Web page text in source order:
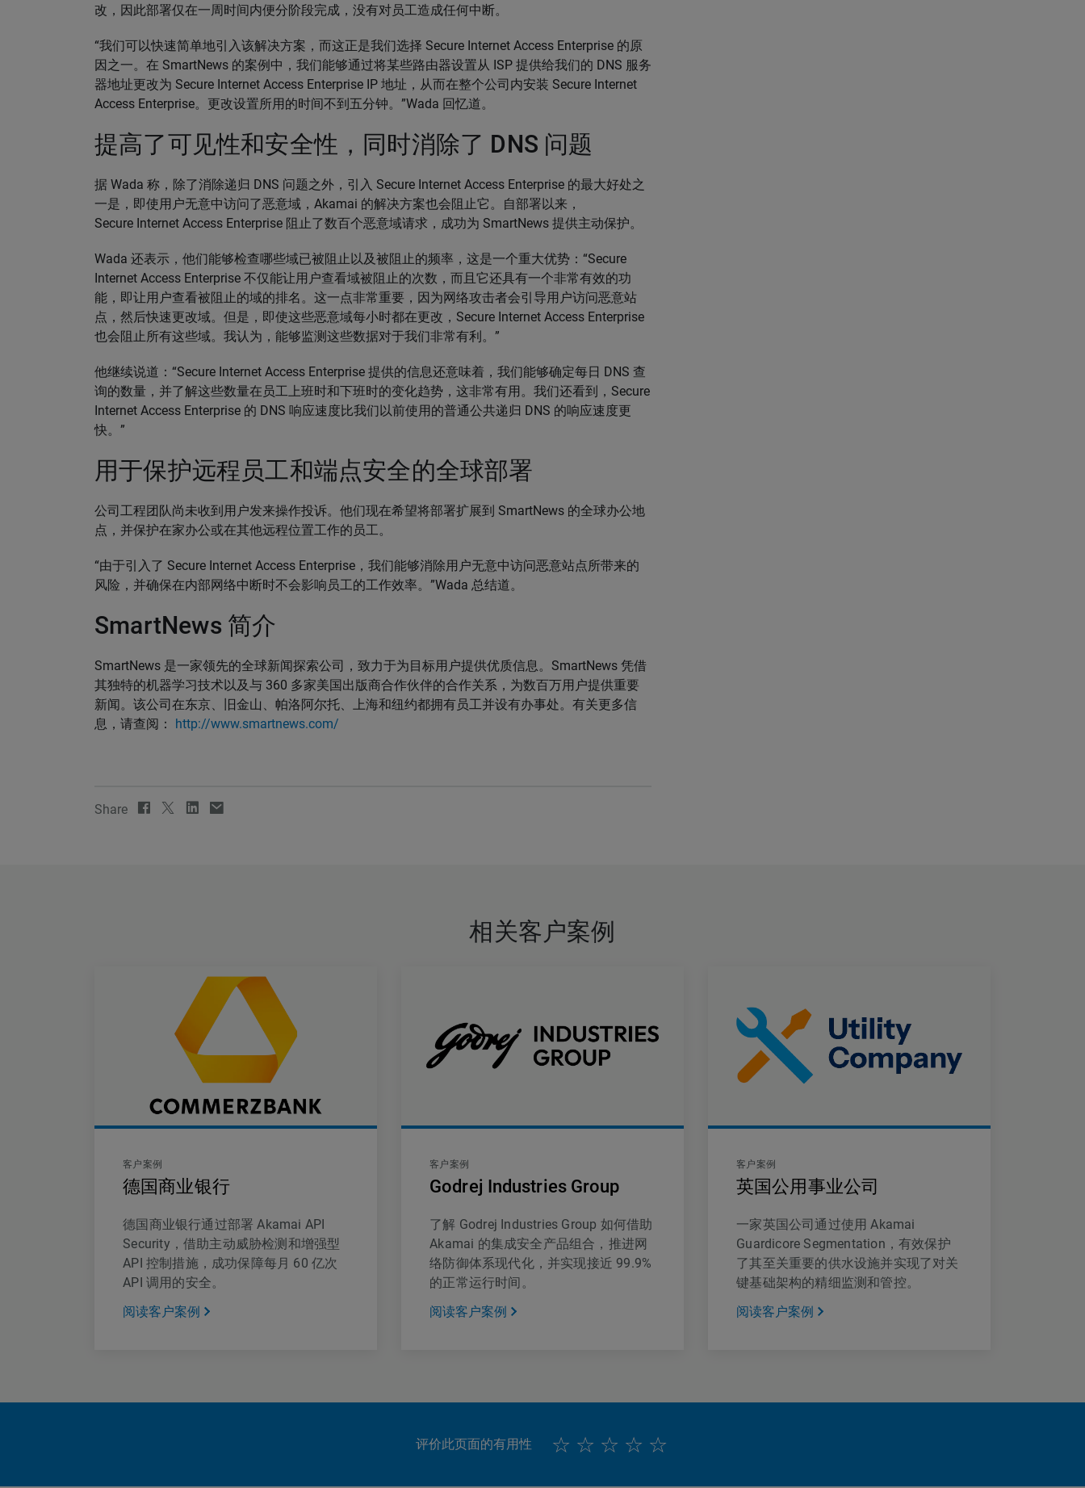
改，因此部署仅在一周时间内便分阶段完成，没有对员工造成任何中断。
“我们可以快速简单地引入该解决方案，而这正是我们选择 Secure Internet Access Enterprise 的原
因之一。在 SmartNews 的案例中，我们能够通过将某些路由器设置从 ISP 提供给我们的 DNS 服务
器地址更改为 Secure Internet Access Enterprise IP 地址，从而在整个公司内安装 Secure Internet
Access Enterprise。更改设置所用的时间不到五分钟。”Wada 回忆道。
提高了可见性和安全性，同时消除了 DNS 问题
据 Wada 称，除了消除递归 DNS 问题之外，引入 Secure Internet Access Enterprise 的最大好处之
一是，即使用户无意中访问了恶意域，Akamai 的解决方案也会阻止它。自部署以来，
Secure Internet Access Enterprise 阻止了数百个恶意域请求，成功为 SmartNews 提供主动保护。
Wada 还表示，他们能够检查哪些域已被阻止以及被阻止的频率，这是一个重大优势：“Secure
Internet Access Enterprise 不仅能让用户查看域被阻止的次数，而且它还具有一个非常有效的功
能，即让用户查看被阻止的域的排名。这一点非常重要，因为网络攻击者会引导用户访问恶意站
点，然后快速更改域。但是，即使这些恶意域每小时都在更改，Secure Internet Access Enterprise
也会阻止所有这些域。我认为，能够监测这些数据对于我们非常有利。”
他继续说道：“Secure Internet Access Enterprise 提供的信息还意味着，我们能够确定每日 DNS 查
询的数量，并了解这些数量在员工上班时和下班时的变化趋势，这非常有用。我们还看到，Secure
Internet Access Enterprise 的 DNS 响应速度比我们以前使用的普通公共递归 DNS 的响应速度更
快。”
用于保护远程员工和端点安全的全球部署
公司工程团队尚未收到用户发来操作投诉。他们现在希望将部署扩展到 SmartNews 的全球办公地
点，并保护在家办公或在其他远程位置工作的员工。
“由于引入了 Secure Internet Access Enterprise，我们能够消除用户无意中访问恶意站点所带来的
风险，并确保在内部网络中断时不会影响员工的工作效率。”Wada 总结道。
SmartNews 简介
SmartNews 是一家领先的全球新闻探索公司，致力于为目标用户提供优质信息。SmartNews 凭借
其独特的机器学习技术以及与 360 多家美国出版商合作伙伴的合作关系，为数百万用户提供重要
新闻。该公司在东京、旧金山、帕洛阿尔托、上海和纽约都拥有员工并设有办事处。有关更多信
息，请查阅： http://www.smartnews.com/
Share
相关客户案例
客户案例
德国商业银行
德国商业银行通过部署 Akamai API
Security，借助主动威胁检测和增强型
API 控制措施，成功保障每月 60 亿次
API 调用的安全。
阅读客户案例
客户案例
Godrej Industries Group
了解 Godrej Industries Group 如何借助
Akamai 的集成安全产品组合，推进网
络防御体系现代化，并实现接近 99.9%
的正常运行时间。
阅读客户案例
客户案例
英国公用事业公司
一家英国公司通过使用 Akamai
Guardicore Segmentation，有效保护
了其至关重要的供水设施并实现了对关
键基础架构的精细监测和管控。
阅读客户案例
评价此页面的有用性